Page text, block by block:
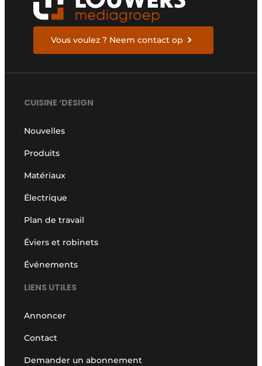
Vous voulez ? Neem contact op
CUISINE ‘DESIGN
Nouvelles
Produits
Matériaux
Électrique
Plan de travail
Éviers et robinets
Événements
LIENS UTILES
Annoncer
Contact
Demander un abonnement